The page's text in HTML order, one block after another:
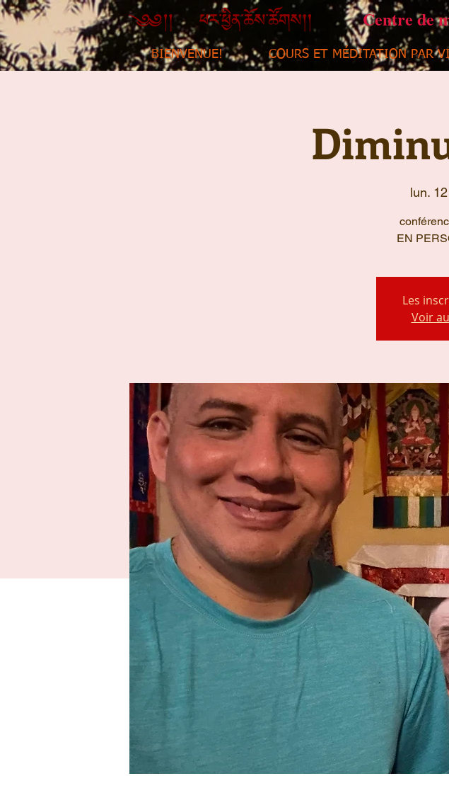
Centre de
BIENVENUE! COURS ET MÉDITATION PAR
lun.
EN
Les
Voir